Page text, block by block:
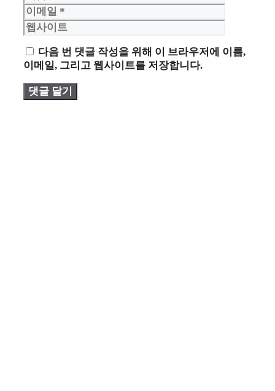
름
메
일
사
트
다음 번 댓글 작성을 위해 이 브라우저에 이름,
이메일, 그리고 웹사이트를 저장합니다.